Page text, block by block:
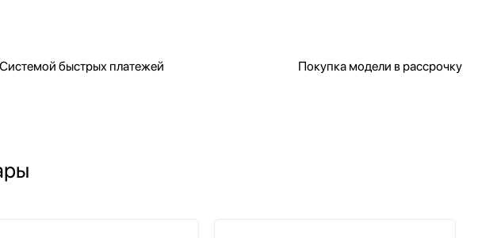
Системой быстрых платежей Покупка модели в рассрочку